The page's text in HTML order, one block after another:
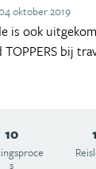
oktober 2019
is ook
bij
10
s